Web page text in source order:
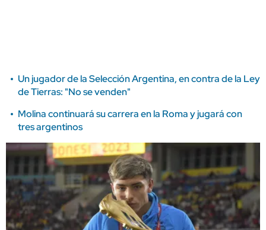
Un jugador de la Selección Argentina, en contra de la Ley
de Tierras: "No se venden"
Molina continuará su carrera en la Roma y jugará con
tres argentinos